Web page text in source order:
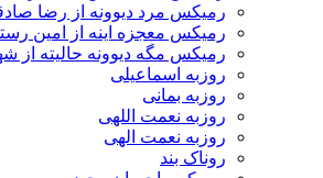
رمیکس مرد دیوونه از رضا
رمیکس معجزه اینه از امین
رمیکس مگه دیوونه حالیته
روزبه اسماعیلی
روزبه بمانی
روزبه نعمت اللهی
روزبه نعمت الهی
روناک بند